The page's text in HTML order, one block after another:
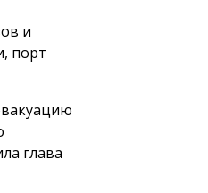
и
порт
глава